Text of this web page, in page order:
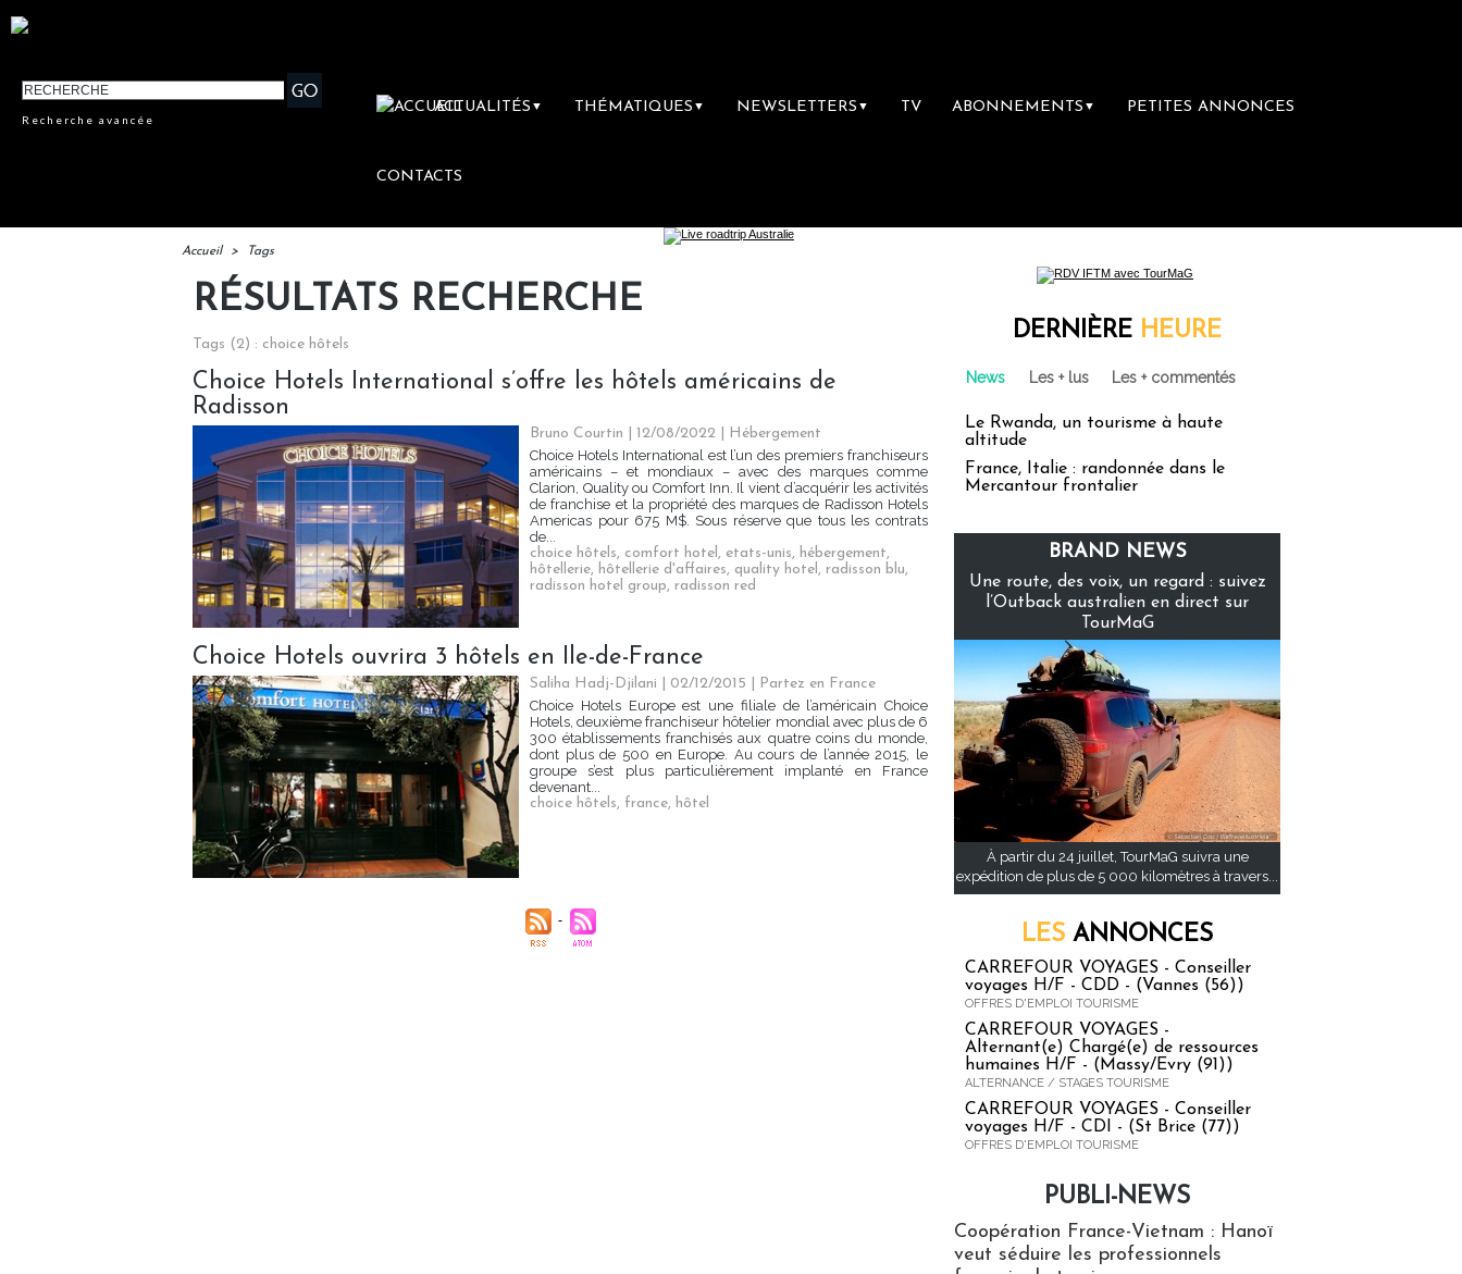
Recherche avancée
ACTUALITÉS ▼ THÉMATIQUES ▼ NEWSLETTERS ▼ TV ABONNEMENTS ▼ PETITES ANNONCES
CONTACTS
Accueil > Tags
RÉSULTATS RECHERCHE
Tags (2) : choice hôtels
Choice Hotels International s’offre les hôtels américains de
Radisson
Bruno Courtin | 12/08/2022
Hébergement
Choice Hotels International est l’un des premiers franchiseurs
américains – et mondiaux – avec des marques comme
Clarion, Quality ou Comfort Inn. Il vient d’acquérir les activités
de franchise et la propriété des marques de Radisson Hotels
Americas pour 675 M$. Sous réserve que tous les contrats
de...
choice hôtels, comfort hotel, etats-unis, hébergement,
hôtellerie, hôtellerie d'affaires, quality hotel, radisson blu,
radisson hotel group, radisson red
Choice Hotels ouvrira 3 hôtels en Ile-de-France
Saliha Hadj-Djilani | 02/12/2015
Partez en France
Choice Hotels Europe est une filiale de l’américain Choice
Hotels, deuxième franchiseur hôtelier mondial avec plus de 6
300 établissements franchisés aux quatre coins du monde,
dont plus de 500 en Europe. Au cours de l’année 2015, le
groupe s’est plus particulièrement implanté en France
devenant...
choice hôtels, france, hôtel
DERNIÈRE HEURE
News Les + lus Les + commentés
Le Rwanda, un tourisme à haute
altitude
France, Italie : randonnée dans le
Mercantour frontalier
BRAND NEWS
Une route, des voix, un regard : suivez
l’Outback australien en direct sur
TourMaG
À partir du 24 juillet, TourMaG suivra une
expédition de plus de 5 000 kilomètres à travers...
LES ANNONCES
CARREFOUR VOYAGES - Conseiller
voyages H/F - CDD - (Vannes (56))
OFFRES D'EMPLOI TOURISME
CARREFOUR VOYAGES -
Alternant(e) Chargé(e) de ressources
humaines H/F - (Massy/Evry (91))
ALTERNANCE / STAGES TOURISME
CARREFOUR VOYAGES - Conseiller
voyages H/F - CDI - (St Brice (77))
OFFRES D'EMPLOI TOURISME
PUBLI-NEWS
Coopération France-Vietnam : Hanoï
veut séduire les professionnels